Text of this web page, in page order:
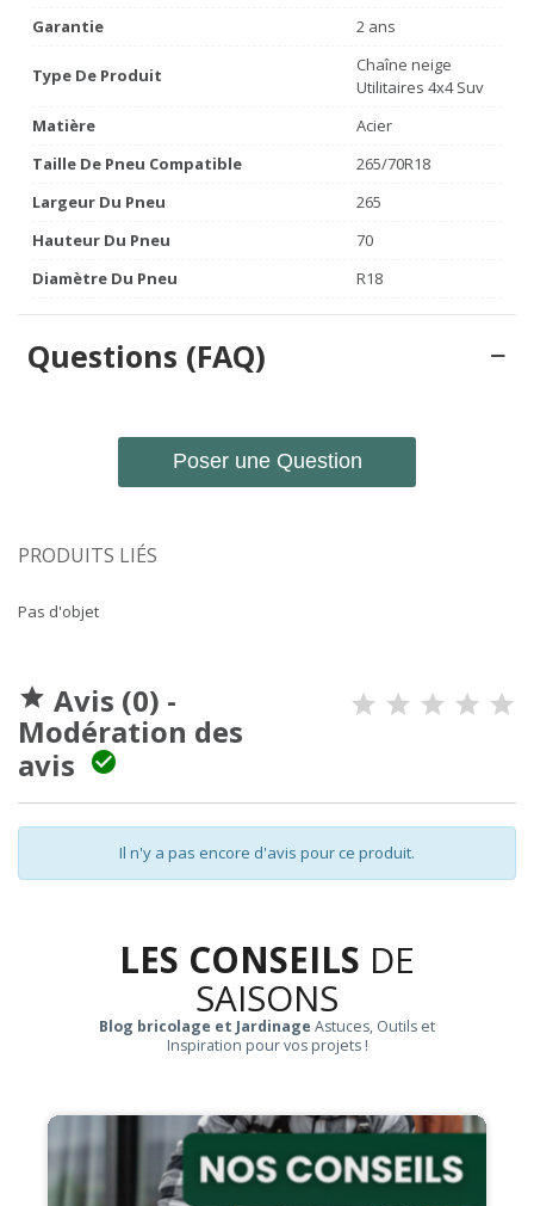
Garantie
2 ans
Type De Produit
Chaîne neige
Utilitaires 4x4 Suv
Matière
Acier
Taille De Pneu Compatible
265/70R18
Largeur Du Pneu
265
Hauteur Du Pneu
70
Diamètre Du Pneu
R18
Questions (FAQ)
Poser une Question
PRODUITS LIÉS
Pas d'objet
 Avis (0) -
Modération des
avis

Il n'y a pas encore d'avis pour ce produit.
LES CONSEILS DE
SAISONS
Blog bricolage et Jardinage Astuces, Outils et
Inspiration pour vos projets !